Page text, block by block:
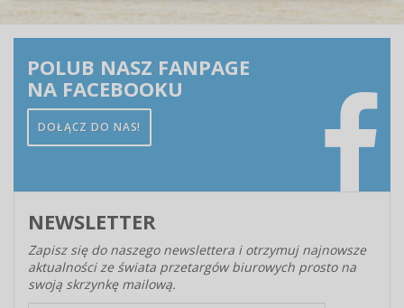
POLUB NASZ FANPAGE
NA FACEBOOKU
DOŁĄCZ DO NAS!
NEWSLETTER
Zapisz się do naszego newslettera i otrzymuj najnowsze
aktualności ze świata przetargów biurowych prosto na
swoją skrzynkę mailową.